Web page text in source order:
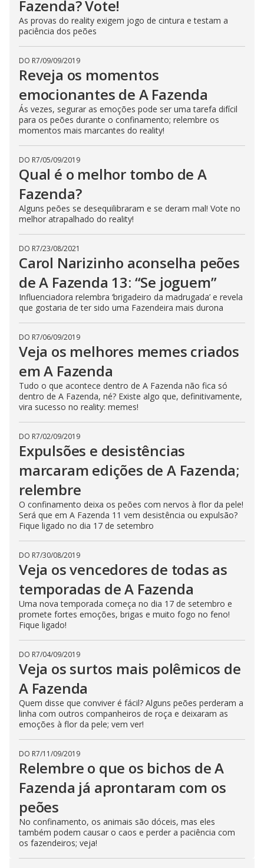
Fazenda? Vote!
As provas do reality exigem jogo de cintura e testam a
paciência dos peões
DO R7/09/09/2019
Reveja os momentos
emocionantes de A Fazenda
Ás vezes, segurar as emoções pode ser uma tarefa difícil
para os peões durante o confinamento; relembre os
momentos mais marcantes do reality!
DO R7/05/09/2019
Qual é o melhor tombo de A
Fazenda?
Alguns peões se desequilibraram e se deram mal! Vote no
melhor atrapalhado do reality!
DO R7/23/08/2021
Carol Narizinho aconselha peões
de A Fazenda 13: “Se joguem”
Influenciadora relembra ‘brigadeiro da madrugada’ e revela
que gostaria de ter sido uma Fazendeira mais durona
DO R7/06/09/2019
Veja os melhores memes criados
em A Fazenda
Tudo o que acontece dentro de A Fazenda não fica só
dentro de A Fazenda, né? Existe algo que, definitivamente,
vira sucesso no reality: memes!
DO R7/02/09/2019
Expulsões e desistências
marcaram edições de A Fazenda;
relembre
O confinamento deixa os peões com nervos à flor da pele!
Será que em A Fazenda 11 vem desistência ou expulsão?
Fique ligado no dia 17 de setembro
DO R7/30/08/2019
Veja os vencedores de todas as
temporadas de A Fazenda
Uma nova temporada começa no dia 17 de setembro e
promete fortes emoções, brigas e muito fogo no feno!
Fique ligado!
DO R7/04/09/2019
Veja os surtos mais polêmicos de
A Fazenda
Quem disse que conviver é fácil? Alguns peões perderam a
linha com outros companheiros de roça e deixaram as
emoções à flor da pele; vem ver!
DO R7/11/09/2019
Relembre o que os bichos de A
Fazenda já aprontaram com os
peões
No confinamento, os animais são dóceis, mas eles
também podem causar o caos e perder a paciência com
os fazendeiros; veja!